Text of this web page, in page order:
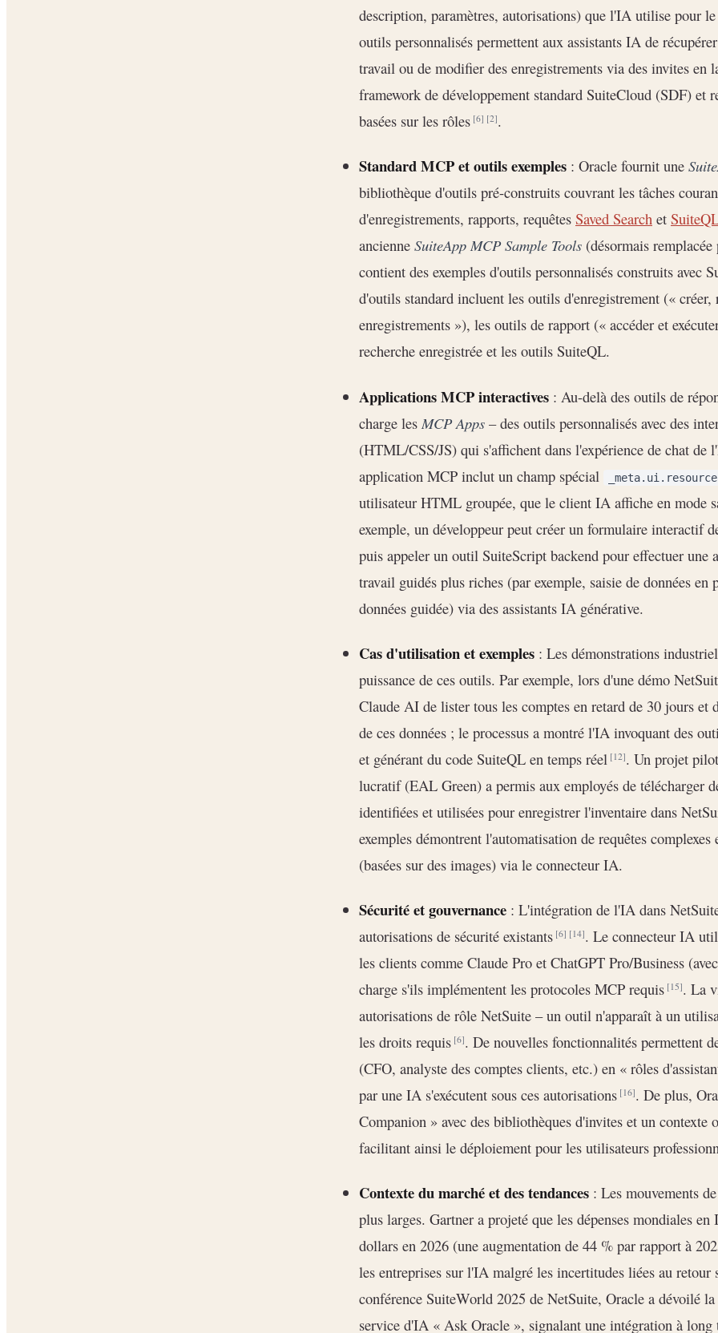
description, paramètres, autorisations) que l'IA utilise pour
outils personnalisés permettent aux assistants IA de
travail ou de modifier des enregistrements via des invites en
framework de développement standard SuiteCloud (SDF) et
basées sur les rôles[6] [2].
Standard MCP et outils exemples : Oracle fournit une
bibliothèque d'outils pré-construits couvrant les tâches
d'enregistrements, rapports, requêtes Saved Search et
ancienne SuiteApp MCP Sample Tools (désormais
contient des exemples d'outils personnalisés construits avec
d'outils standard incluent les outils d'enregistrement (« créer,
enregistrements »), les outils de rapport (« accéder et
recherche enregistrée et les outils SuiteQL.
Applications MCP interactives : Au-delà des outils de
charge les MCP Apps – des outils personnalisés avec des
(HTML/CSS/JS) qui s'affichent dans l'expérience de chat
application MCP inclut un champ spécial
utilisateur HTML groupée, que le client IA affiche en mode
exemple, un développeur peut créer un formulaire interactif
puis appeler un outil SuiteScript backend pour effectuer une
travail guidés plus riches (par exemple, saisie de données en
données guidée) via des assistants IA générative.
Cas d'utilisation et exemples : Les démonstrations
puissance de ces outils. Par exemple, lors d'une démo
Claude AI de lister tous les comptes en retard de 30 jours et
de ces données ; le processus a montré l'IA invoquant des
et générant du code SuiteQL en temps réel[12]. Un projet
lucratif (EAL Green) a permis aux employés de télécharger
identifiées et utilisées pour enregistrer l'inventaire dans
exemples démontrent l'automatisation de requêtes
(basées sur des images) via le connecteur IA.
Sécurité et gouvernance : L'intégration de l'IA dans
autorisations de sécurité existants[6] [14]. Le connecteur IA
les clients comme Claude Pro et ChatGPT Pro/Business
charge s'ils implémentent les protocoles MCP requis[15]. La
autorisations de rôle NetSuite – un outil n'apparaît à un
les droits requis[6]. De nouvelles fonctionnalités permettent
(CFO, analyste des comptes clients, etc.) en « rôles
par une IA s'exécutent sous ces autorisations[16]. De plus,
Companion » avec des bibliothèques d'invites et un
facilitant ainsi le déploiement pour les utilisateurs
Contexte du marché et des tendances : Les mouvements
plus larges. Gartner a projeté que les dépenses mondiales
dollars en 2026 (une augmentation de 44 % par rapport à
les entreprises sur l'IA malgré les incertitudes liées au retour
conférence SuiteWorld 2025 de NetSuite, Oracle a dévoilé
service d'IA « Ask Oracle », signalant une intégration à